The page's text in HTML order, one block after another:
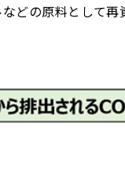
どの原料として